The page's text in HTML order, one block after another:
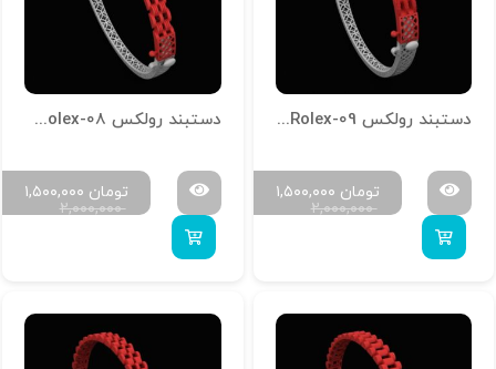
دستبند رولکس D-Rolex-09
۲,۰۰۰,۰۰۰
۱,۵۰۰,۰۰۰ تومان
دستبند رولکس D-Rolex-08
۲,۰۰۰,۰۰۰
۱,۵۰۰,۰۰۰ تومان